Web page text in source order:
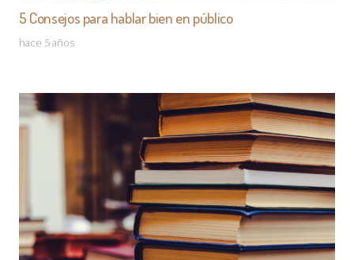
5 Consejos para hablar bien en público
hace 5 años